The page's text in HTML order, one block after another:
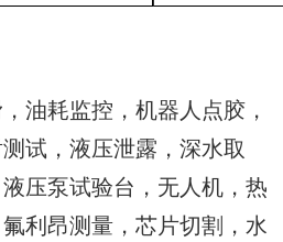
耗监控，机器人点胶，
试，液压泄露，深水取
压泵试验台，无人机，热
利昂测量，芯片切割，水